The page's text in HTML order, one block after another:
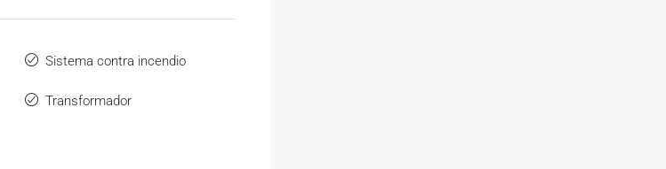
Sistema contra incendio
Transformador